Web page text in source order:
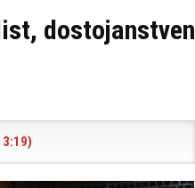
dostojanstven